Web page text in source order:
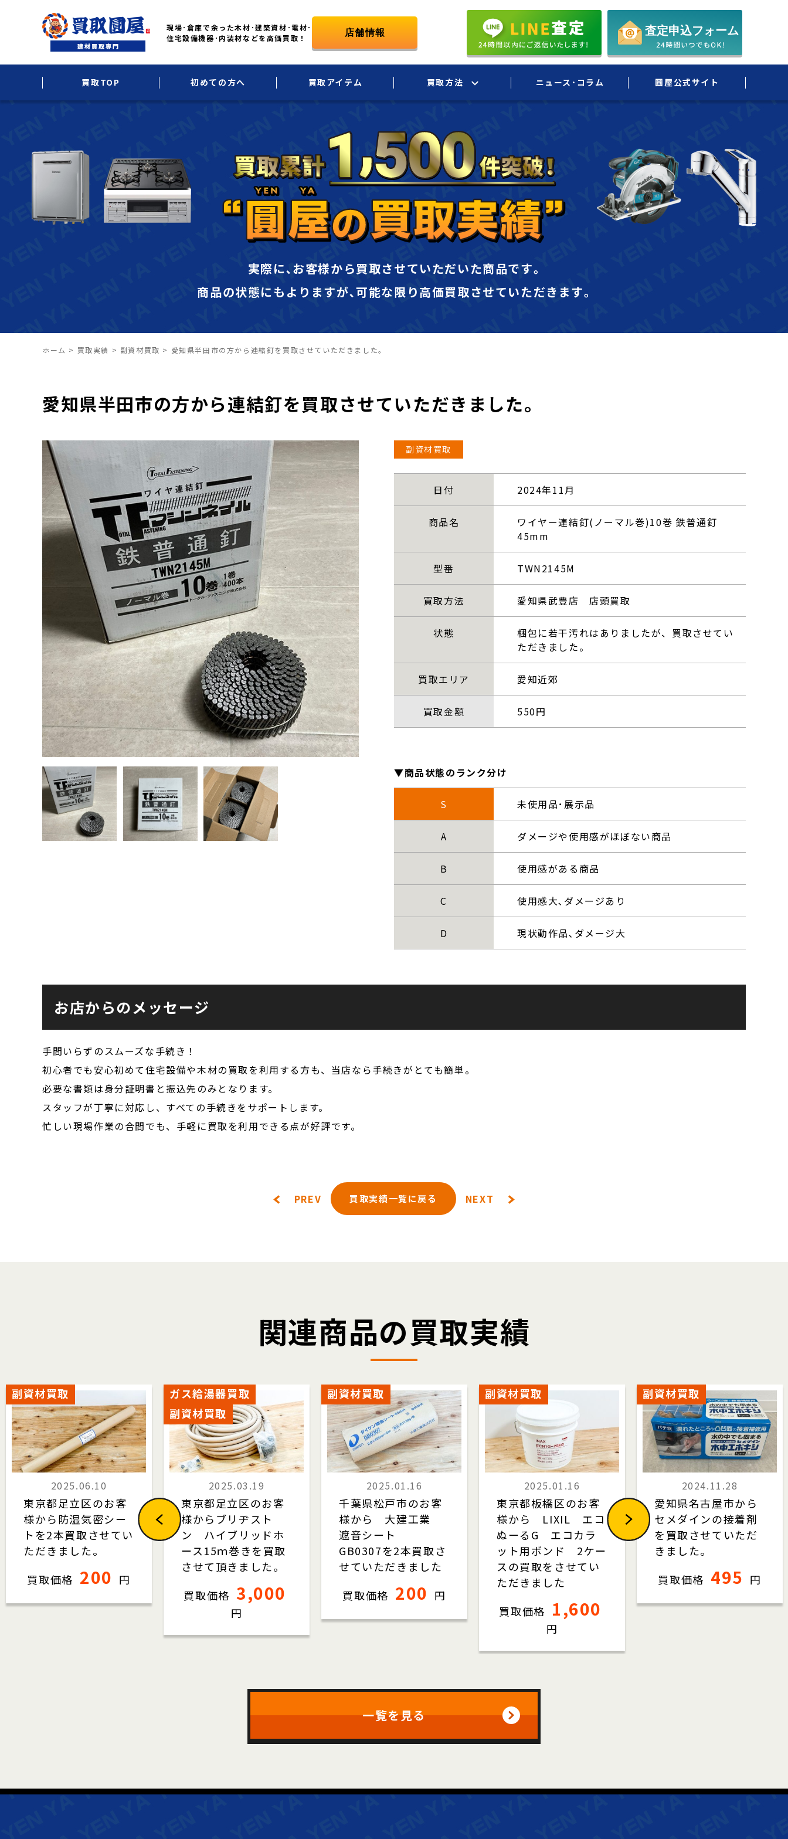
現場･倉庫で余った木材･建築資材･電材･
住宅設備機器･内装材などを高価買取！
買取TOP 初めての方へ 買取アイテム 買取方法 ニュース･コラム 圓屋公式サイト
実際に､お客様から買取させていただいた商品です｡
商品の状態にもよりますが､可能な限り高価買取させていただきます｡
ホーム > 買取実績 > 副資材買取 > 愛知県半田市の方から連結釘を買取させていただきました。
愛知県半田市の方から連結釘を買取させていただきました。
副資材買取
日付 2024年11月
商品名
ワイヤー連結釘(ノーマル巻)10巻 鉄普通釘
45mm
型番 TWN2145M
買取方法 愛知県武豊店 店頭買取
状態
梱包に若干汚れはありましたが、買取させてい
ただきました。
買取エリア 愛知近郊
買取金額 550円
▼商品状態のランク分け
S 未使用品･展示品
A ダメージや使用感がほぼない商品
B 使用感がある商品
C 使用感大､ダメージあり
D 現状動作品､ダメージ大
お店からのメッセージ
手間いらずのスムーズな手続き！
初心者でも安心初めて住宅設備や木材の買取を利用する方も、当店なら手続きがとても簡単。
必要な書類は身分証明書と振込先のみとなります。
スタッフが丁寧に対応し、すべての手続きをサポートします。
忙しい現場作業の合間でも、手軽に買取を利用できる点が好評です。
PREV 買取実績一覧に戻る NEXT
関連商品の買取実績
副資材買取
2025.06.10
東京都足立区のお客
様から防湿気密シー
トを2本買取させてい
ただきました。
買取価格 200 円
ガス給湯器買取
副資材買取
2025.03.19
東京都足立区のお客
様からブリヂスト
ン ハイブリッドホ
ース15ｍ巻きを買取
させて頂きました。
買取価格 3,000
円
副資材買取
2025.01.16
千葉県松戸市のお客
様から 大建工業
遮音シート
GB0307を2本買取さ
せていただきました
買取価格 200 円
副資材買取
2025.01.16
東京都板橋区のお客
様から LIXIL エコ
ぬーるG エコカラ
ット用ボンド 2ケー
スの買取をさせてい
ただきました
買取価格 1,600
円
副資材買取
2024.11.28
愛知県名古屋市から
セメダインの接着剤
を買取させていただ
きました。
買取価格 495 円
一覧を見る